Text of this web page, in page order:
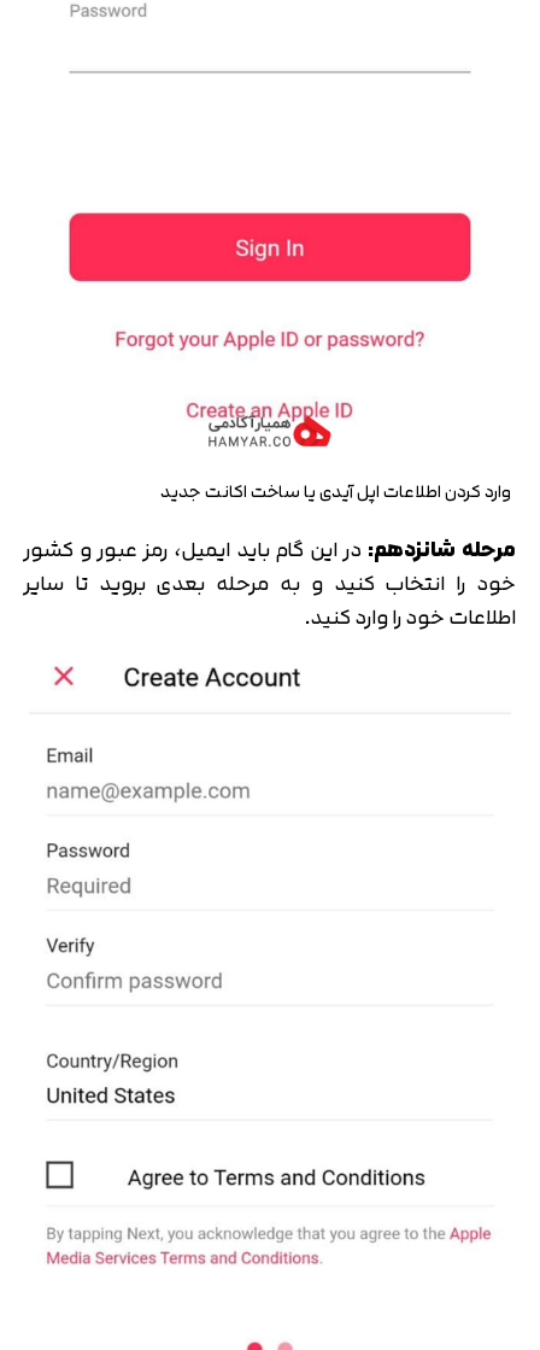
وارد کردن اطلاعات اپل آیدی یا ساخت اکانت جدید
مرحله شانزدهم: در این گام باید ایمیل، رمز عبور و کشور
خود را انتخاب کنید و به مرحله بعدی بروید تا سایر
اطلاعات خود را وارد کنید.